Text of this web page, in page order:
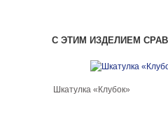
С ЭТИМ ИЗДЕЛИЕМ
Шкатулка «Клубок»